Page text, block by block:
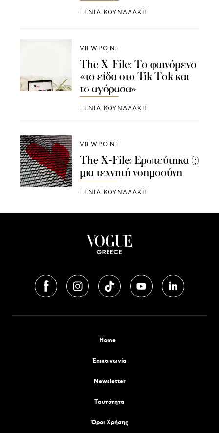
ΞΕΝΙΑ ΚΟΥΝΑΛΑΚΗ
VIEWPOINT
The X-File: Το φαινόμενο
«το είδα στο Tik Tok και
το αγόρασα»
ΞΕΝΙΑ ΚΟΥΝΑΛΑΚΗ
VIEWPOINT
The X-File: Ερωτεύτηκα (;)
μια τεχνητή νοημοσύνη
ΞΕΝΙΑ ΚΟΥΝΑΛΑΚΗ
Home
Επικοινωνία
Newsletter
Tαυτότητα
Όροι Χρήσης